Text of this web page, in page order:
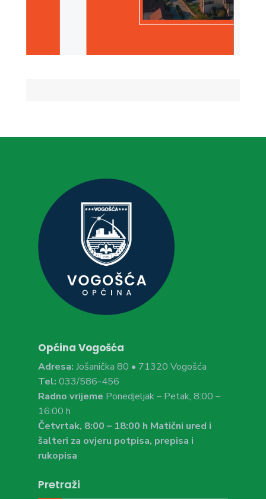
Općina Vogošća
Adresa: Jošanička 80 • 71320 Vogošća
Tel: 033/586-456
Radno vrijeme Ponedjeljak – Petak, 8:00 –
16:00 h
Četvrtak, 8:00 – 18:00 h Matični ured i
šalteri za ovjeru potpisa, prepisa i
rukopisa
Pretraži